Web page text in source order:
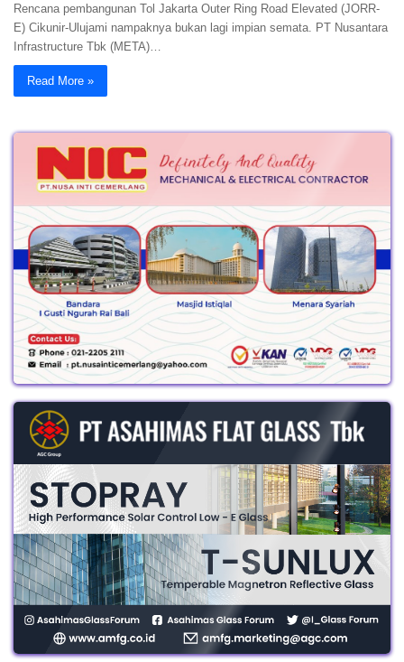
Rencana pembangunan Tol Jakarta Outer Ring Road Elevated (JORR-
E) Cikunir-Ulujami nampaknya bukan lagi impian semata. PT Nusantara
Infrastructure Tbk (META)…
Read More »